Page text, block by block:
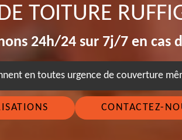
TOITURE
24h/24 sur 7j/7 en cas
en toutes urgence de couverture
CONTACTEZ-